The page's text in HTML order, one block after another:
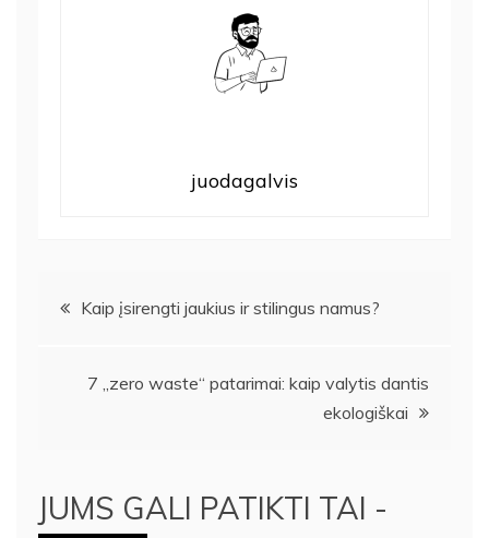
juodagalvis
Navigacija
Kaip įsirengti jaukius ir stilingus namus?
7 „zero waste“ patarimai: kaip valytis dantis
ekologiškai
JUMS GALI PATIKTI TAI -